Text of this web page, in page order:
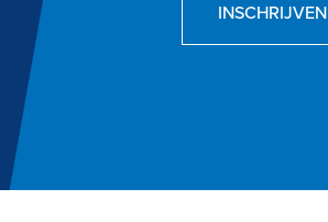
INSCHRIJVEN